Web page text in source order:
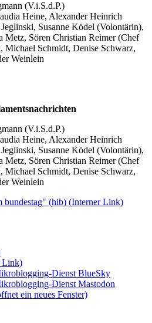
(V.i.S.d.P.)
Heine, Alexander Heinrich
Susanne Ködel (Volontärin),
Metz, Sören Christian Reimer (Chef
Michael Schmidt, Denise Schwarz,
Weinlein
(V.i.S.d.P.)
Heine, Alexander Heinrich
Susanne Ködel (Volontärin),
Metz, Sören Christian Reimer (Chef
Michael Schmidt, Denise Schwarz,
Weinlein
bundestag" (hib) (Interner Link)
Link)
Dienst BlueSky
Dienst Mastodon
ein neues Fenster)